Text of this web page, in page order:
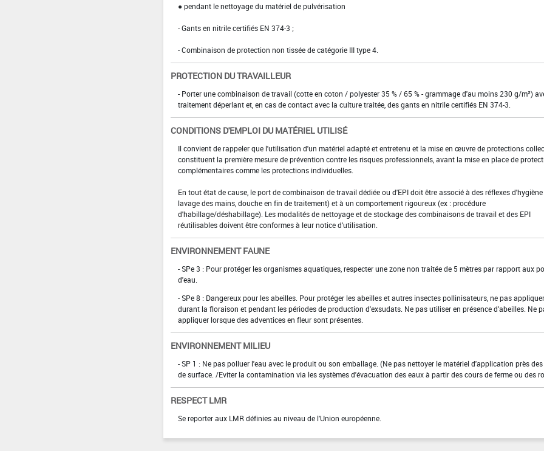
● pendant le nettoyage du matériel de pulvérisation
- Gants en nitrile certifiés EN 374-3 ;
- Combinaison de protection non tissée de catégorie III type 4.
PROTECTION DU TRAVAILLEUR
- Porter une combinaison de travail (cotte en coton / polyester 35 % / 65 % - grammage d'au moins 230 g/m²)
traitement déperlant et, en cas de contact avec la culture traitée, des gants en nitrile certifiés EN 374-3.
CONDITIONS D'EMPLOI DU MATÉRIEL UTILISÉ
Il convient de rappeler que l'utilisation d'un matériel adapté et entretenu et la mise en œuvre de protections
constituent la première mesure de prévention contre les risques professionnels, avant la mise en place de
complémentaires comme les protections individuelles.
En tout état de cause, le port de combinaison de travail dédiée ou d'EPI doit être associé à des réflexes d'hygiène
lavage des mains, douche en fin de traitement) et à un comportement rigoureux (ex : procédure
d'habillage/déshabillage). Les modalités de nettoyage et de stockage des combinaisons de travail et des EPI
réutilisables doivent être conformes à leur notice d'utilisation.
ENVIRONNEMENT FAUNE
- SPe 3 : Pour protéger les organismes aquatiques, respecter une zone non traitée de 5 mètres par rapport aux
d'eau.
- SPe 8 : Dangereux pour les abeilles. Pour protéger les abeilles et autres insectes pollinisateurs, ne pas appliquer
durant la floraison et pendant les périodes de production d'exsudats. Ne pas utiliser en présence d'abeilles. Ne
appliquer lorsque des adventices en fleur sont présentes.
ENVIRONNEMENT MILIEU
- SP 1 : Ne pas polluer l'eau avec le produit ou son emballage. (Ne pas nettoyer le matériel d'application près
de surface. /Eviter la contamination via les systèmes d'évacuation des eaux à partir des cours de ferme ou des
RESPECT LMR
Se reporter aux LMR définies au niveau de l'Union européenne.